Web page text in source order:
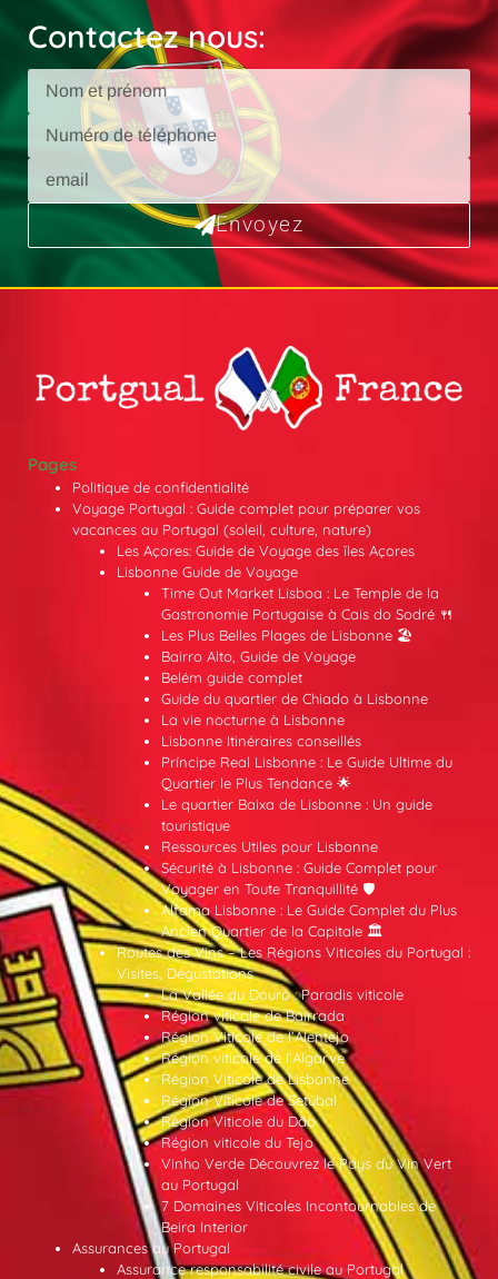
Contactez nous:
Envoyez
Pages
Politique de confidentialité
Voyage Portugal : Guide complet pour préparer vos
vacances au Portugal (soleil, culture, nature)
Les Açores: Guide de Voyage des îles Açores
Lisbonne Guide de Voyage
Time Out Market Lisboa : Le Temple de la
Gastronomie Portugaise à Cais do Sodré 🍴
Les Plus Belles Plages de Lisbonne 🏖️
Bairro Alto, Guide de Voyage
Belém guide complet
Guide du quartier de Chiado à Lisbonne
La vie nocturne à Lisbonne
Lisbonne Itinéraires conseillés
Príncipe Real Lisbonne : Le Guide Ultime du
Quartier le Plus Tendance 🌟
Le quartier Baixa de Lisbonne : Un guide
touristique
Ressources Utiles pour Lisbonne
Sécurité à Lisbonne : Guide Complet pour
Voyager en Toute Tranquillité 🛡️
Alfama Lisbonne : Le Guide Complet du Plus
Ancien Quartier de la Capitale 🏛️
Routes des Vins – Les Régions Viticoles du Portugal :
Visites, Dégustations
La Vallée du Douro : Paradis viticole
Région viticole de Bairrada
Région Viticole de l’Alentejo
Région viticole de l’Algarve
Région Viticole de Lisbonne
Région Viticole de Setúbal
Région Viticole du Dão
Région viticole du Tejo
Vinho Verde Découvrez le Pays du Vin Vert
au Portugal
7 Domaines Viticoles Incontournables de
Beira Interior
Assurances au Portugal
Assurance responsabilité civile au Portugal